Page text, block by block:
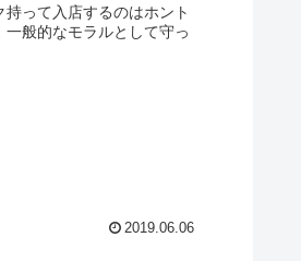
って入店するのはホント
般的なモラルとして守っ
2019.06.06